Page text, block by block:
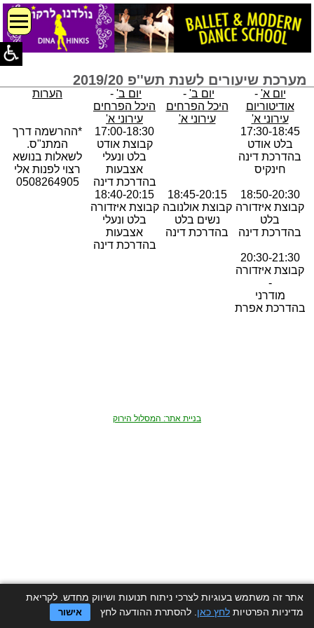
מערכת שיעורים לשנת תש''פ 2019/20
יום א' -
אודיטוריום
עירוני א'
יום ב' -
היכל הפרחים
עירוני א'
יום ב' -
היכל הפרחים
עירוני א'
הערות
17:30-18:45
בלט אודט
בהדרכת דינה
חינקיס
17:00-18:30
קבוצת אודט
בלט ונעלי
אצבעות
בהדרכת דינה
*ההרשמה דרך
המתנ"ס.
לשאלות בנושא
רצוי לפנות אלי
0508264905
18:50-20:30
קבוצת איזדורה
בלט
בהדרכת דינה
18:45-20:15
קבוצת אולנובה
נשים בלט
בהדרכת דינה
18:40-20:15
קבוצת איזדורה
בלט ונעלי
אצבעות
בהדרכת דינה
20:30-21:30
קבוצת איזדורה
-
מודרני
בהדרכת אפרת
בניית אתר: המסלול הירוק
אתר זה משתמש בעוגיות לצרכי ניתוח תנועות ושיווק מחדש. לקריאת
מדיניות הפרטיות לחץ כאן . להסתרת ההודעה לחץ אישור